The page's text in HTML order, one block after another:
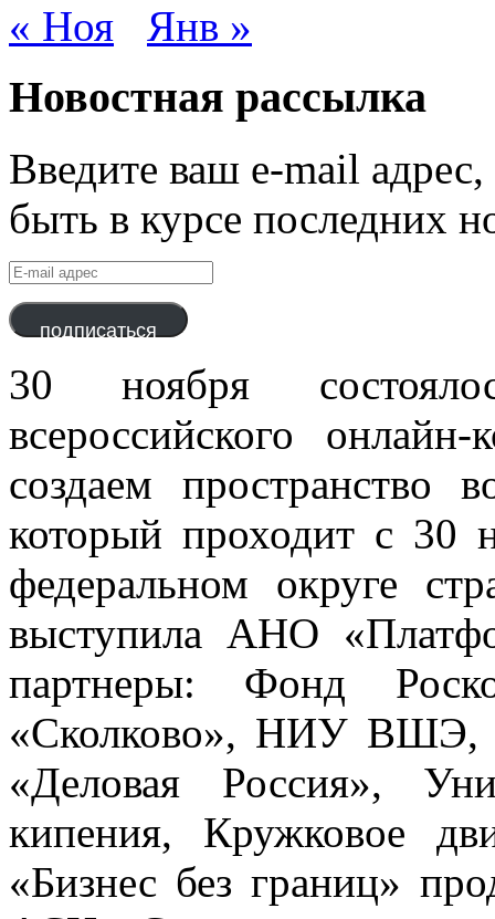
« Ноя Янв »
Новостная рассылка
Введите ваш e-mail
быть в курсе последних
E-
mail
адрес
подписаться
30 ноября
всероссийского
создаем пространство
который проходит с 30
федеральном округе
выступила АНО
партнеры: Фонд
«Сколково», НИУ ВШЭ,
«Деловая Россия»,
кипения, Кружковое
«Бизнес без границ»